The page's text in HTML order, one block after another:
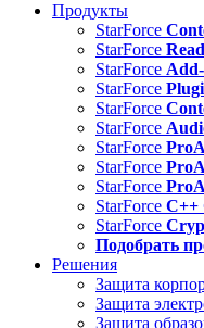
Продукты
StarForce
StarForce
StarForce
StarForce
StarForce
StarForce
StarForce
StarForce
StarForce
StarForce C++
StarForce
Подобрать
Решения
Защита
Защита
Защита